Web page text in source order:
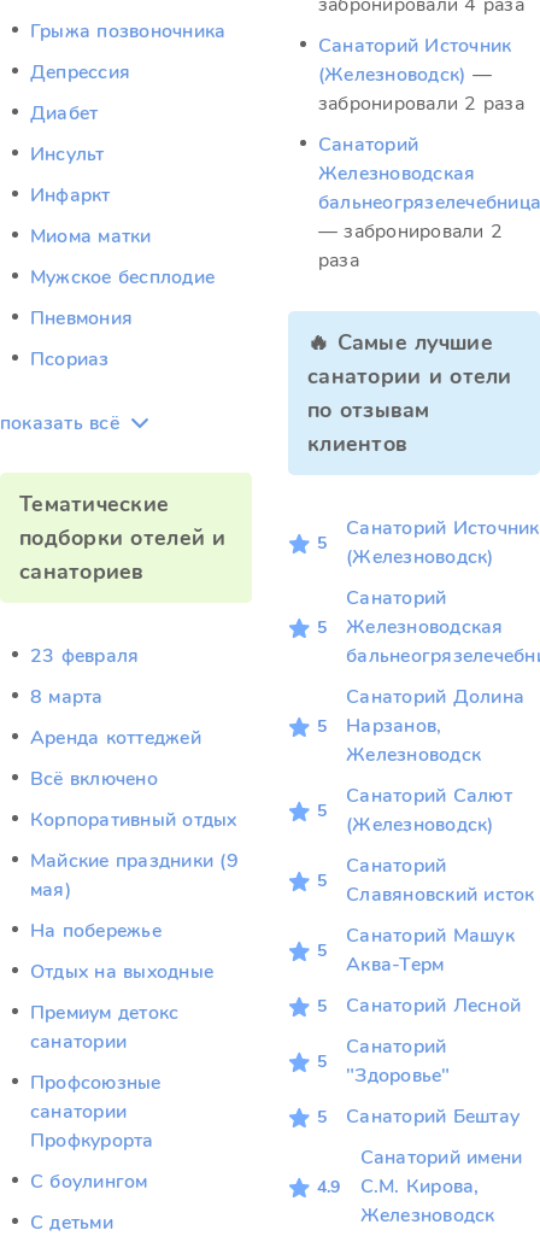
Грыжа позвоночника
Депрессия
Диабет
Инсульт
Инфаркт
Миома матки
Мужское бесплодие
Пневмония
Псориаз
показать всё
Тематические
подборки отелей и
санаториев
23 февраля
8 марта
Аренда коттеджей
Всё включено
Корпоративный отдых
Майские праздники (9
мая)
На побережье
Отдых на выходные
Премиум детокс
санатории
Профсоюзные
санатории
Профкурорта
С боулингом
С детьми
Санаторий Источник
(Железноводск) —
забронировали 2 раза
Санаторий
Железноводская
— забронировали 2
раза
🔥 Самые лучшие
санатории и отели
по отзывам
клиентов
5
Санаторий Источник
(Железноводск)
5
Санаторий
Железноводская
5
Санаторий Долина
Нарзанов,
Железноводск
5
Санаторий Салют
(Железноводск)
5
Санаторий
Славяновский исток
5
Санаторий Машук
Аква-Терм
5 Санаторий Лесной
5
Санаторий
"Здоровье"
5 Санаторий Бештау
4.9
Санаторий имени
С.М. Кирова,
Железноводск